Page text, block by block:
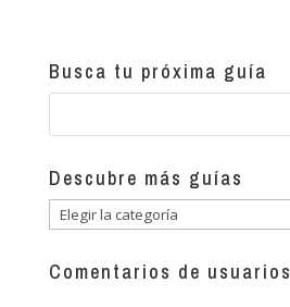
Busca tu próxima guía
Descubre más guías
Descubre
guías
Comentarios de usuarios